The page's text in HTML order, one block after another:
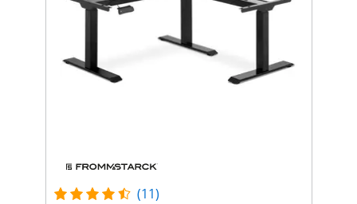
(11)